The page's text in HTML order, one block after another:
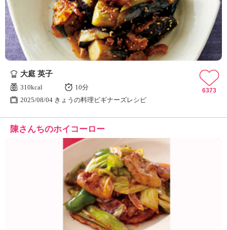
大庭 英子
310kcal
10分
2025/08/04 きょうの料理ビギナーズレシピ
6373
陳さんちのホイコーロー